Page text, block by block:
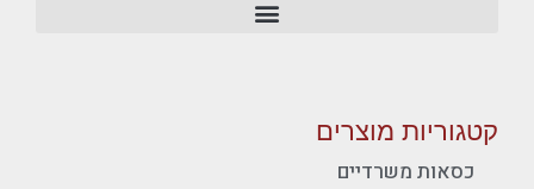
קטגוריות מוצרים
כסאות משרדיים